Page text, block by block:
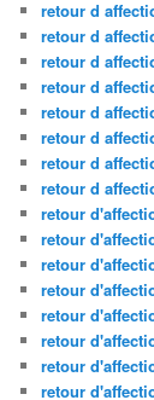
retour d
retour d
retour d
retour d
retour d
retour d
retour d
retour d
retour
retour
retour
retour
retour
retour
retour
retour